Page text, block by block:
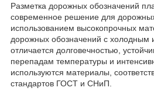
Разметка дорожных обозначений
современное решение для
использованием высокопрочных
дорожных обозначений с холодным
отличается долговечностью,
перепадам температуры и
используются материалы,
стандартов ГОСТ и СНиП.